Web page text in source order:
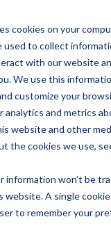
cookies on your
used to collect
with our website
We use this
customize your
analytics and metrics
website and other
the cookies we use,
information won’t be
website. A single
to remember your